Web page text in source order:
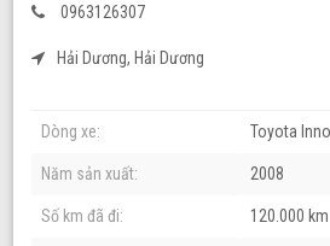
0963126307
Hải Dương, Hải Dương
Dòng xe: Toyota
Năm sản xuất: 2008
Số km đã đi: 120.000 km